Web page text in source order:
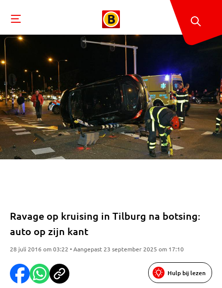
Ravage op kruising in Tilburg na botsing:
auto op zijn kant
28 juli 2016 om 03:22 • Aangepast 23 september 2025 om 17:10
Hulp bij lezen